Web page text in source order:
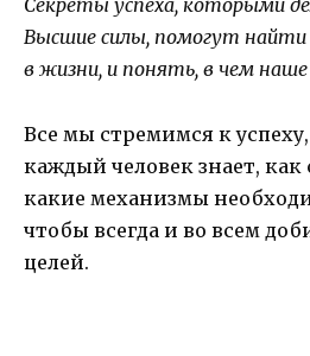
Секреты успеха, которыми
Высшие силы, помогут найти
в жизни, и понять, в чем наше
Все мы стремимся к
каждый человек знает,
какие механизмы
чтобы всегда и во всем
целей.